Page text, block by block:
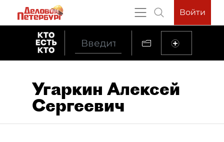
Войти
Угаркин Алексей
Сергеевич